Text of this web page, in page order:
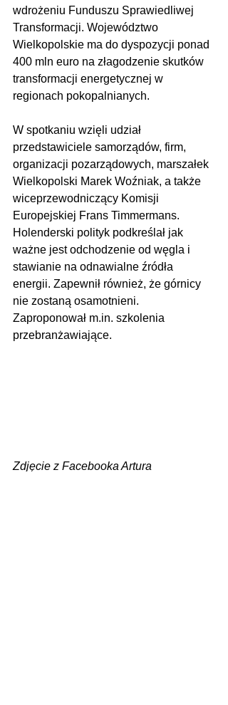
wdrożeniu Funduszu Sprawiedliwej
Transformacji. Województwo
Wielkopolskie ma do dyspozycji ponad
400 mln euro na złagodzenie skutków
transformacji energetycznej w
regionach pokopalnianych.
W spotkaniu wzięli udział
przedstawiciele samorządów, firm,
organizacji pozarządowych, marszałek
Wielkopolski Marek Woźniak, a także
wiceprzewodniczący Komisji
Europejskiej Frans Timmermans.
Holenderski polityk podkreślał jak
ważne jest odchodzenie od węgla i
stawianie na odnawialne źródła
energii. Zapewnił również, że górnicy
nie zostaną osamotnieni.
Zaproponował m.in. szkolenia
przebranżawiające.
Zdjęcie z Facebooka Artura